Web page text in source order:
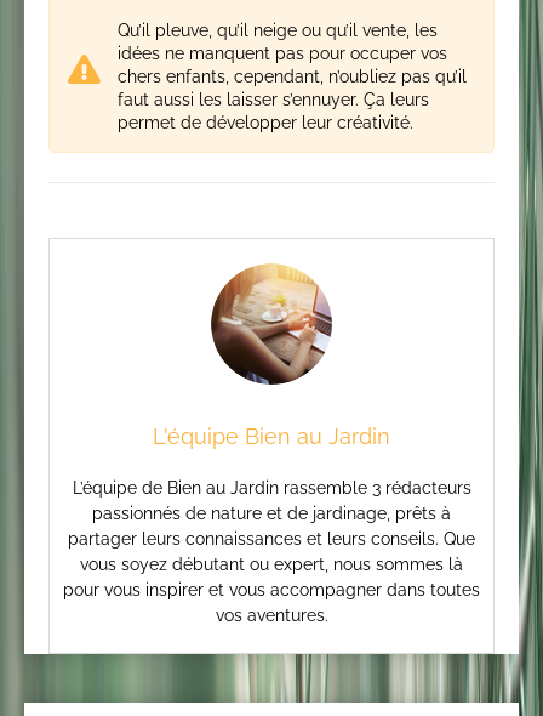
Qu’il pleuve, qu’il neige ou qu’il vente, les
idées ne manquent pas pour occuper vos
chers enfants, cependant, n’oubliez pas qu’il
faut aussi les laisser s’ennuyer. Ça leurs
permet de développer leur créativité.
L'équipe Bien au Jardin
L’équipe de Bien au Jardin rassemble 3 rédacteurs
passionnés de nature et de jardinage, prêts à
partager leurs connaissances et leurs conseils. Que
vous soyez débutant ou expert, nous sommes là
pour vous inspirer et vous accompagner dans toutes
vos aventures.